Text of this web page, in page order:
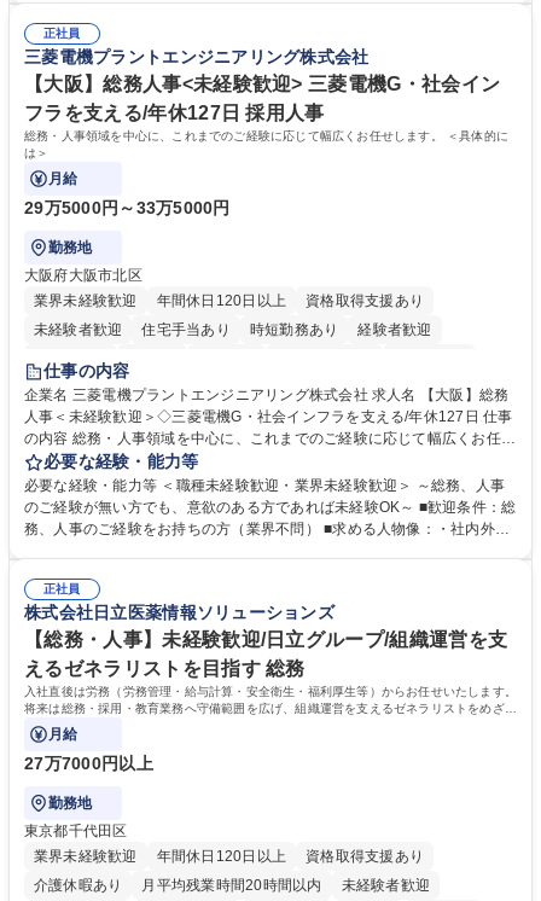
募集職種 【大阪・京都・滋賀】営業事務 ※未経験可
えて、お客様や社員の状況に合わせ、能動的なサポート、改善の動きも期
待され。組織を支えるスペシャリストとして、チームに貢献し、結果的に
社員から頼られる存在になることができます。平均19:30の退勤以降の業
務の持ち帰りも禁止されており、メリハリのある働き方となります。 学
歴・資格 学歴：大学院 大学 高専 短大 語学力： 資格：
正社員
三菱電機プラントエンジニアリング株式会社
【大阪】総務人事<未経験歓迎> 三菱電機G・社会イン
フラを支える/年休127日 採用人事
総務・人事領域を中心に、これまでのご経験に応じて幅広くお任せします。 ＜具体的に
は＞
月給
29万5000円～33万5000円
勤務地
大阪府大阪市北区
業界未経験歓迎
年間休日120日以上
資格取得支援あり
未経験者歓迎
住宅手当あり 時短勤務あり
経験者歓迎
退職金あり
駅近5分以内
土日祝休み 服装自由 寮・社宅あり 食事補助あり
仕事の内容
企業名 三菱電機プラントエンジニアリング株式会社 求人名 【大阪】総務
人事＜未経験歓迎＞◇三菱電機G・社会インフラを支える/年休127日 仕事
の内容 総務・人事領域を中心に、これまでのご経験に応じて幅広くお任せ
します。 ＜具体的には＞ ・総務/人事労務（給与・社保・勤怠管理など）
・採用・教育研修 ・福利厚生運用 など ※基本的には事務所勤務ですが、
採用や教育等の業務内容により、関西圏以外への日帰り・宿泊を伴う国内
出張もございます。 ※担当業務を持ちつつ、お互いに助け合いながら、総
必要な経験・能力等
必要な経験・能力等 ＜職種未経験歓迎・業界未経験歓迎＞ ～総務、人事
のご経験が無い方でも、意欲のある方であれば未経験OK～ ■歓迎条件：総
務、人事のご経験をお持ちの方（業界不問） ■求める人物像：・社内外の
正社員
株式会社日立医薬情報ソリューションズ
【総務・人事】未経験歓迎/日立グループ/組織運営を支
えるゼネラリストを目指す 総務
入社直後は労務（労務管理・給与計算・安全衛生・福利厚生等）からお任せいたします。
将来は総務・採用・教育業務へ守備範囲を広げ、組織運営を支えるゼネラリストをめざせ
ます。
月給
27万7000円以上
勤務地
東京都千代田区
業界未経験歓迎
年間休日120日以上
資格取得支援あり
介護休暇あり
月平均残業時間20時間以内 未経験者歓迎